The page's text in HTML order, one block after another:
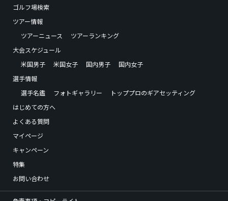
ゴルフ場検索
ツアー情報
ツアーニュース
ツアーランキング
大会スケジュール
米国男子
米国女子 国内男子
国内女子
選手情報
選手名鑑
フォトギャラリー
トッププロのギアセッティング
はじめての方へ
よくある質問
マイページ
キャンペーン
特集
お問い合わせ